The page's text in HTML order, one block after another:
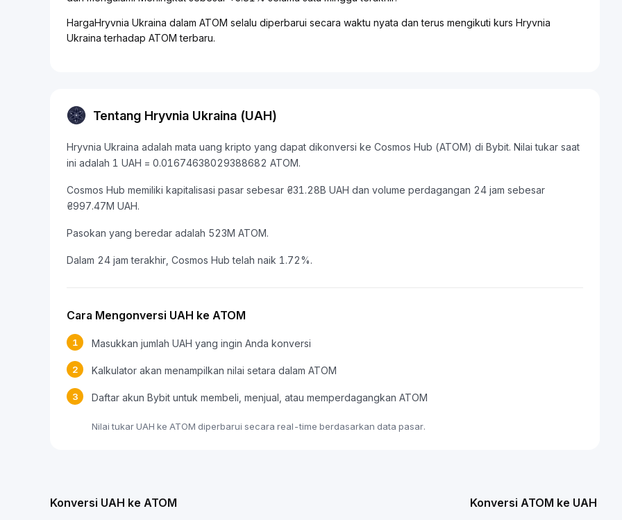
HargaHryvnia Ukraina dalam ATOM selalu diperbarui secara waktu nyata dan terus mengikuti kurs Hryvnia
Ukraina terhadap ATOM terbaru.
Tentang Hryvnia Ukraina (UAH)
Hryvnia Ukraina adalah mata uang kripto yang dapat dikonversi ke Cosmos Hub (ATOM) di Bybit. Nilai tukar saat
ini adalah 1 UAH = 0.01674638029388682 ATOM.
Cosmos Hub memiliki kapitalisasi pasar sebesar ₴31.28B UAH dan volume perdagangan 24 jam sebesar
₴997.47M UAH.
Pasokan yang beredar adalah 523M ATOM.
Dalam 24 jam terakhir, Cosmos Hub telah naik 1.72%.
Cara Mengonversi UAH ke ATOM
1 Masukkan jumlah UAH yang ingin Anda konversi
2 Kalkulator akan menampilkan nilai setara dalam ATOM
3 Daftar akun Bybit untuk membeli, menjual, atau memperdagangkan ATOM
Nilai tukar UAH ke ATOM diperbarui secara real-time berdasarkan data pasar.
Konversi ATOM ke UAH
Konversi UAH ke ATOM